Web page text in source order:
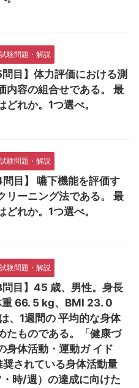
験問題・解説
目】体力評価における測
内容の組合せである。 最
どれか。1つ選べ。
験問題・解説
目】 嚥下機能を評価す
リーニング法である。 最
どれか。1つ選べ。
験問題・解説
目】45 歳、男性。身長
66. 5 kg、BMI 23. 0
、1週間の 平均的な身体
たものである。「健康づ
身体活動・運動ガ イド
されている身体活動量
・時/週）の達成に向けた